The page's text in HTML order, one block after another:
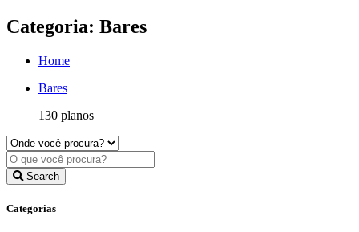
Categoria: Bares
Home
Bares
130 planos
Search
Categorias